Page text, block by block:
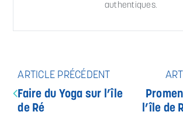
authentiques.
ARTICLE PRÉCÉDENT
Faire du Yoga sur l’île
de Ré
l’île de